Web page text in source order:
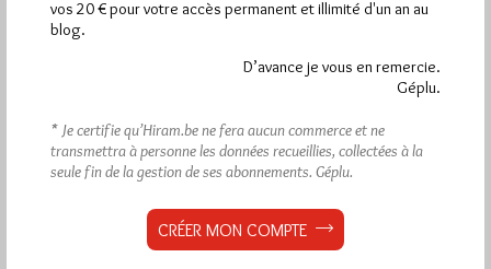
vos 20 € pour votre accès permanent et illimité d'un an au
blog.
D’avance je vous en remercie.
Géplu.
* Je certifie qu’Hiram.be ne fera aucun commerce et ne
transmettra à personne les données recueillies, collectées à la
seule fin de la gestion de ses abonnements. Géplu.
CRÉER MON COMPTE